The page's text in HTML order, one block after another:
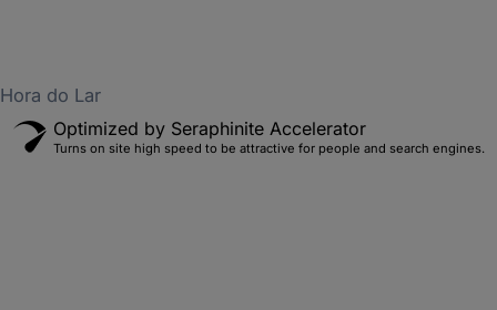
Hora do Lar
Optimized by Seraphinite Accelerator
Turns on site high speed to be attractive for people and search engines.